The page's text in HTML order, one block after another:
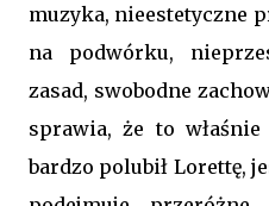
muzyka, nieestetyczne
na podwórku,
zasad, swobodne
sprawia, że to
bardzo polubił Lorettę,